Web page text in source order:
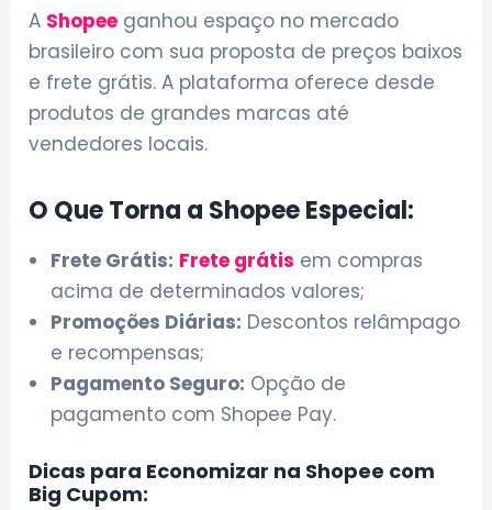
A Shopee ganhou espaço no mercado
brasileiro com sua proposta de preços baixos
e frete grátis. A plataforma oferece desde
produtos de grandes marcas até
vendedores locais.
O Que Torna a Shopee Especial:
Frete Grátis: Frete grátis em compras
acima de determinados valores;
Promoções Diárias: Descontos relâmpago
e recompensas;
Pagamento Seguro: Opção de
pagamento com Shopee Pay.
Dicas para Economizar na Shopee com
Big Cupom: